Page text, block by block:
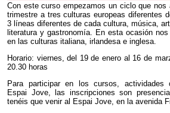
Con este curso empezamos un ciclo que nos
trimestre a tres culturas europeas diferentes
3 líneas diferentes de cada cultura, música,
literatura y gastronomía. En esta ocasión nos
en las culturas italiana, irlandesa e inglesa.
Horario: viernes, del 19 de enero al 16 de
20.30 horas
Para participar en los cursos, actividades
Espai Jove, las inscripciones son
tenéis que venir al Espai Jove, en la avenida